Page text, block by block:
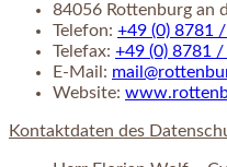
84056 Rottenburg an
Telefon: +49 (0) 8781
Telefax: +49 (0) 8781
E-Mail:
Website:
Kontaktdaten des